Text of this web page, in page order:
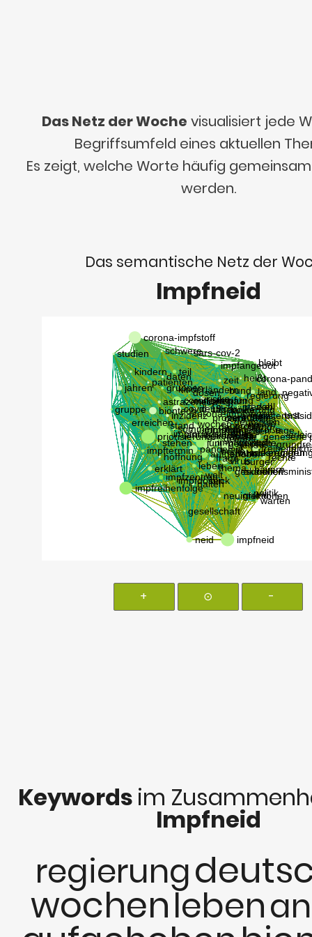
Das Netz der Woche visualisiert jede
Begriffsumfeld eines aktuellen
Es zeigt, welche Worte häufig
werden.
Das semantische Netz der
Impfneid
+ ⊙ -
Keywords im
Impfneid
regierung
wochenleben